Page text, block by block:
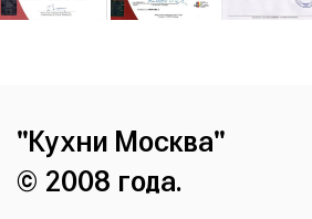
"Кухни Москва"
© 2008 года.